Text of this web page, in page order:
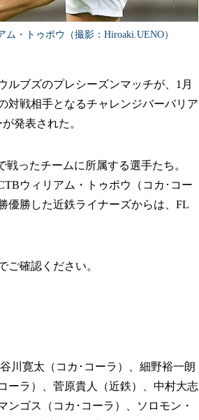
・トゥポウ（撮影：Hiroaki.UENO）
ブズのプレシーズンマッチが、1月
対戦相手となるチャレンジバーバリア
発表された。
ったチームに所属する選手たち。
ウィリアム・トゥポウ（コカ･コー
優勝した近鉄ライナーズからは、FL
確認ください。
川寛太（コカ･コーラ）、細野裕一朗
ーラ）、菅原貴人（近鉄）、中村大志
ンゴス（コカ･コーラ）、ソロモン・